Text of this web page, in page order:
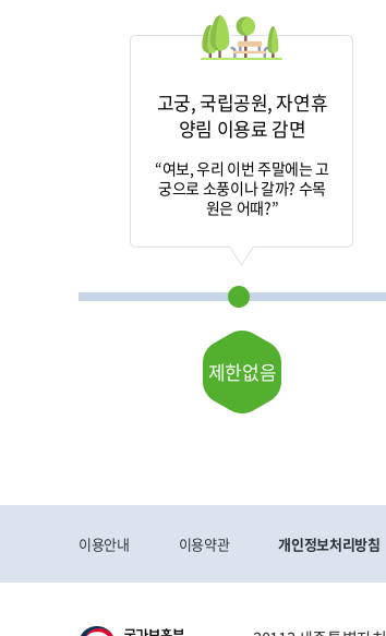
제한없음
고궁, 국립공원, 자연휴
양림 이용료 감면
“여보, 우리 이번 주말에는 고
궁으로 소풍이나 갈까? 수목
원은 어때?”
이용안내 이용약관 개인정보처리방침